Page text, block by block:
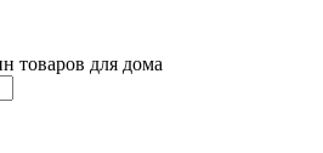
товаров для дома